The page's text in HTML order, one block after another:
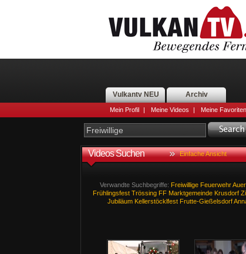
Vulkantv NEU Archiv
Mein Profil | Meine Videos | Meine Favoriten
Videos Suchen Einfache Ansicht
Verwandte Suchbegriffe: Freiwillige Feuerwehr
Frühlingsfest Trössing FF Marktgemeinde Krusdorf
Jubiläum Kellerstöcklfest Frutte-Gießelsdorf